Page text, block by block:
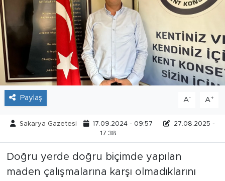
Paylaş A- A+
Sakarya Gazetesi 17.09.2024 - 09:57
27.08.2025 -
17:38
Doğru yerde doğru biçimde yapılan
maden çalışmalarına karşı olmadıklarını
Resmi İlanlar
Söyleşi
Foto Şaka
Teknoloji
Politika